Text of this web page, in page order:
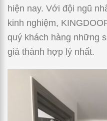
hiện nay. Với đội ngũ
kinh nghiệm,
quý khách hàng những
giá thành hợp lý nhất.